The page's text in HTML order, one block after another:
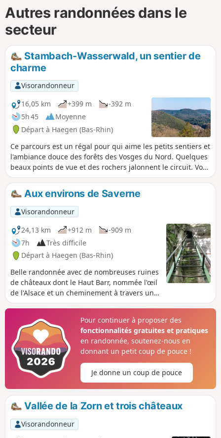
Autres randonnées dans le
secteur
Stambach-Wasserwald, un sentier de
charme
Visorandonneur
16,05 km
+399 m
-392 m
5h 45
Moyenne
Départ à Haegen (Bas-Rhin)
Ce parcours est un régal pour qui aime les petits sentiers et
l'ambiance douce des forêts des Vosges du Nord. Quelques
beaux points de vue et des rochers jalonnent le circuit. Vous
découvrirez également le site archéologique du
Wasserwald où vécurent, il y a plus de 1500 ans, nos
ancêtres Celtes, nommés les Médiomatriques par les
Romains.
Aux environs de Saverne
Visorandonneur
24,13 km
+912 m
-909 m
7h
Très difficile
Départ à Haegen (Bas-Rhin)
Belle randonnée avec de nombreuses ruines
de châteaux dont le Haut Barr, nommée l'œil
de l'Alsace et un cheminement à travers une
forêt dont les couleurs d'automne sont
et entretenus par le Club Vosgien.Le
dénivelé n'est pas anodin, à prendre en
compte pour apprécier tous les charmes de
cette randonnée.
Pour continuer à proposer des
fonctionnalités gratuites et pratiques
en randonnée, soutenez-nous en
donnant un petit coup de pouce !
Je donne un coup de pouce
Vallée de la Zorn et trois châteaux
Visorandonneur